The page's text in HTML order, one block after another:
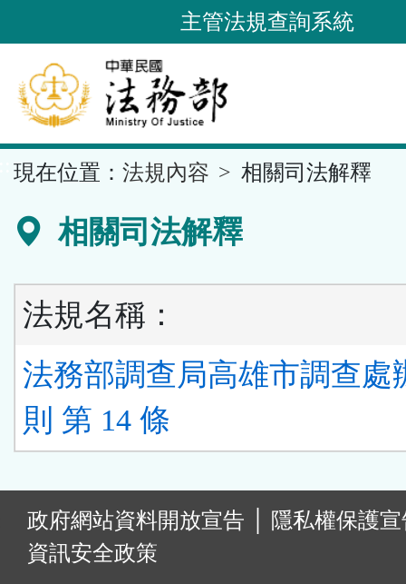
到
要
內
容
區
主管法規查詢系統
現在位置： 法規內容 相關司法解釋
相關司法解釋
法規名稱：
法務部調查局高雄市調查處
則 第 14 條
政府網站資料開放宣告
隱私權保護
資訊安全政策